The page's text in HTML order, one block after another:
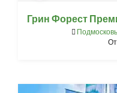
Грин Форест
От